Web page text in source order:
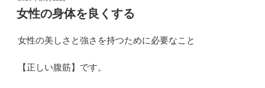
稿
日:
女性の身体を良くする
女性の美しさと強さを持つために必要なこと
【正しい腹筋】です。